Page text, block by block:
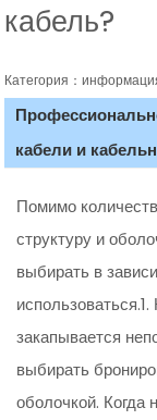
кабель?
Категория：
кабели и
Помимо
структуру и
выбирать в
закапывается
выбирать
оболочкой. Когда